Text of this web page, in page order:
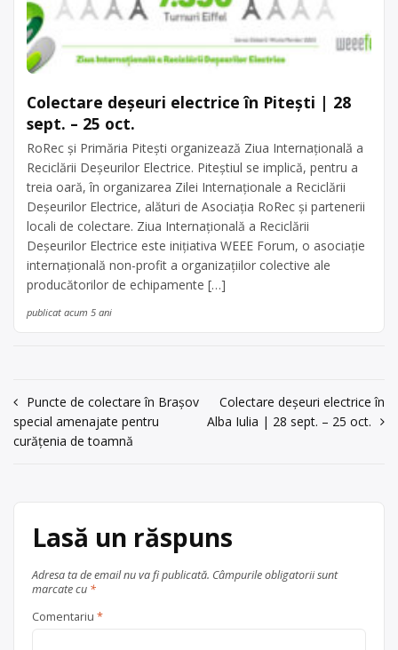
Colectare deșeuri electrice în Pitești | 28
sept. – 25 oct.
RoRec şi Primăria Piteşti organizează Ziua Internațională a
Reciclării Deșeurilor Electrice. Piteștiul se implică, pentru a
treia oară, în organizarea Zilei Internaționale a Reciclării
Deșeurilor Electrice, alături de Asociația RoRec și partenerii
locali de colectare. Ziua Internațională a Reciclării
Deșeurilor Electrice este inițiativa WEEE Forum, o asociație
internațională non-profit a organizațiilor colective ale
producătorilor de echipamente […]
publicat acum 5 ani
Navigare
în
Puncte de colectare în Brașov
special amenajate pentru
curățenia de toamnă
Colectare deșeuri electrice în
Alba Iulia | 28 sept. – 25 oct.
Lasă un răspuns
Adresa ta de email nu va fi publicată. Câmpurile obligatorii sunt
marcate cu *
Comentariu *